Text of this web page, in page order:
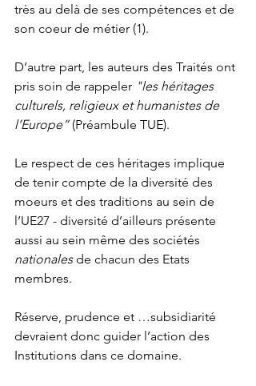
très au delà de ses compétences et de
son coeur de métier (1).
D’autre part, les auteurs des Traités ont
pris soin de rappeler "les héritages
culturels, religieux et humanistes de
l’Europe” (Préambule TUE).
Le respect de ces héritages implique
de tenir compte de la diversité des
moeurs et des traditions au sein de
l’UE27 - diversité d’ailleurs présente
aussi au sein même des sociétés
nationales de chacun des Etats
membres.
Réserve, prudence et …subsidiarité
devraient donc guider l’action des
Institutions dans ce domaine.